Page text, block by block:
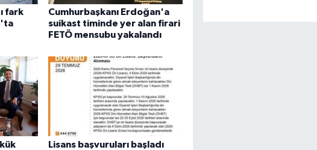
fark
Cumhurbaşkanı Erdoğan'a
suikast timinde yer alan firari
FETÖ mensubu yakalandı
Lisans başvuruları başladı